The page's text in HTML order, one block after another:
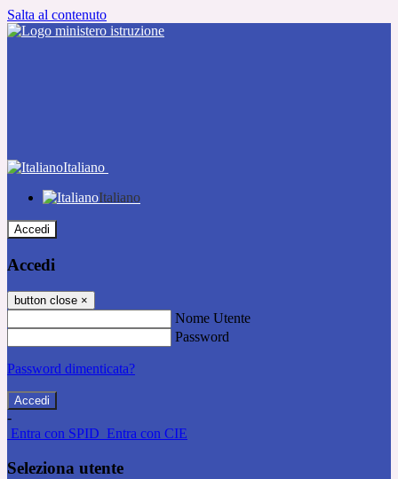
Salta al contenuto
Italiano
Italiano
Accedi
Accedi
button close ×
Nome Utente
Password
Password dimenticata?
-
Entra con SPID Entra con CIE
Seleziona utente